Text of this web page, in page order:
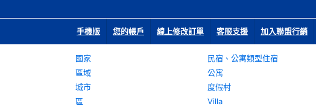
手機版 您的帳戶 線上修改訂單 客服支援 加入聯盟行銷
國家
區域
城市
區
民宿、公寓類型住宿
公寓
度假村
Villa